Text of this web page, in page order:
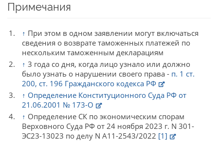
Примечания
↑ При этом в одном заявлении могут включаться
сведения о возврате таможенных платежей по
нескольким таможенным декларациям
↑ 3 года со дня, когда лицо узнало или должно
было узнать о нарушении своего права - п. 1 ст.
200, ст. 196 Гражданского кодекса РФ
↑ Определение Конституционного Суда РФ от
21.06.2001 № 173-О
↑ Определение СК по экономическим спорам
Верховного Суда РФ от 24 ноября 2023 г. N 301-
ЭС23-13023 по делу N А11-2543/2022 [1]